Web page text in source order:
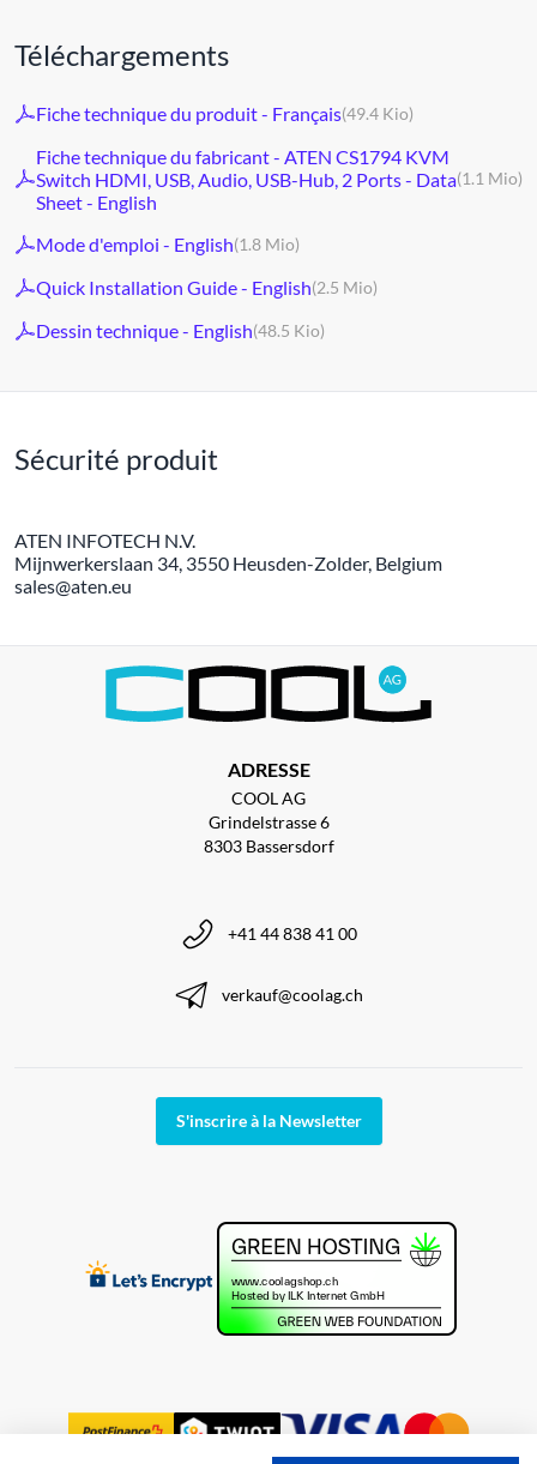
Téléchargements
Fiche technique du produit - Français(49.4 Kio)
Fiche technique du fabricant - ATEN CS1794 KVM
Switch HDMI, USB, Audio, USB-Hub, 2 Ports - Data
Sheet - English
(1.1 Mio)
Mode d'emploi - English(1.8 Mio)
Quick Installation Guide - English(2.5 Mio)
Dessin technique - English(48.5 Kio)
Sécurité produit
ATEN INFOTECH N.V.
Mijnwerkerslaan 34, 3550 Heusden-Zolder, Belgium
sales@aten.eu
ADRESSE
COOL AG
Grindelstrasse 6
8303 Bassersdorf
+41 44 838 41 00
verkauf@coolag.ch
S'inscrire à la Newsletter